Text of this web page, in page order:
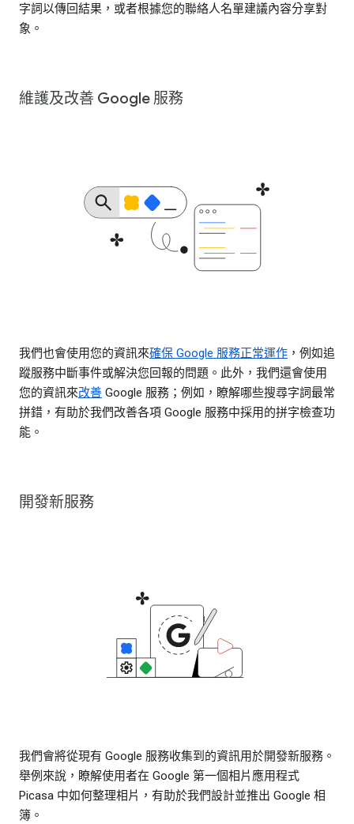
字詞以傳回結果，或者根據您的聯絡人名單建議內容分享對
象。
維護及改善 Google 服務
我們也會使用您的資訊來確保 Google 服務正常運作 ，例如追
蹤服務中斷事件或解決您回報的問題。此外，我們還會使用
您的資訊來改善 Google 服務；例如，瞭解哪些搜尋字詞最常
拼錯，有助於我們改善各項 Google 服務中採用的拼字檢查功
能。
開發新服務
我們會將從現有 Google 服務收集到的資訊用於開發新服務。
舉例來說，瞭解使用者在 Google 第一個相片應用程式
Picasa 中如何整理相片，有助於我們設計並推出 Google 相
簿。